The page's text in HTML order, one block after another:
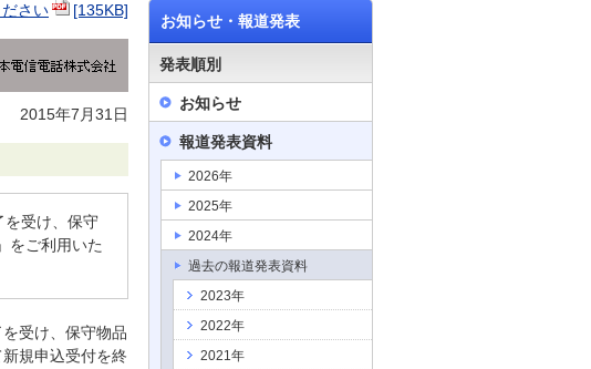
さい [135KB]
2015年7月31日
を受け、保守
をご利用いた
受け、保守物品
規申込受付を終
お知らせ・報道発表
発表順別
お知らせ
報道発表資料
2026年
2025年
2024年
過去の報道発表資料
2023年
2022年
2021年